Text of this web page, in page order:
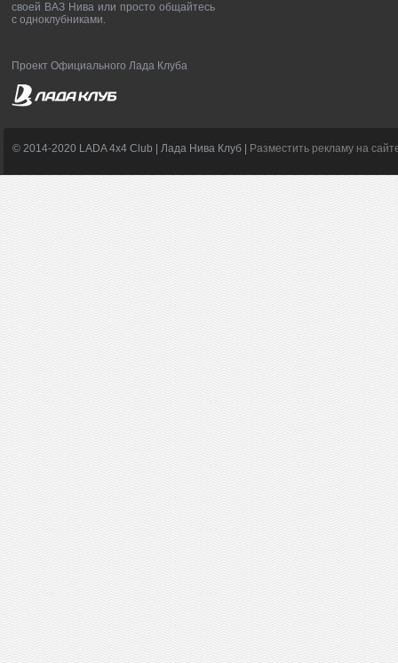
своей ВАЗ Нива или просто общайтесь
с одноклубниками.
Проект Официального Лада Клуба
© 2014-2020 LADA 4x4 Club | Лада Нива Клуб | Разместить рекламу на